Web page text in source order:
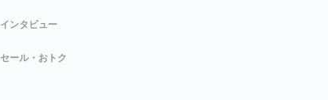
インタビュー
セール・おトク